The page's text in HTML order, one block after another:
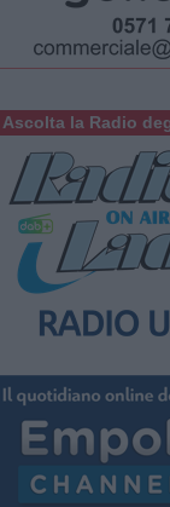
Ascolta la Radio